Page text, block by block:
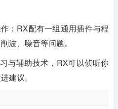
：RX配有一组通用插件与程
波、噪音等问题。
与辅助技术，RX可以侦听你
建议。